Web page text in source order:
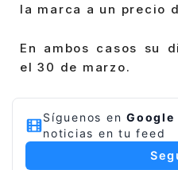
la marca a un precio
En ambos casos su
el 30 de marzo.
Síguenos en Google
noticias en tu feed